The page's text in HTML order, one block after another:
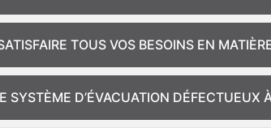
TOUS VOS BESOINS EN
SYSTÈME D’ÉVACUATION DÉFECTUEUX